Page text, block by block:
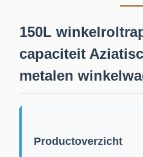
150L
capaciteit
metalen
Productoverzicht